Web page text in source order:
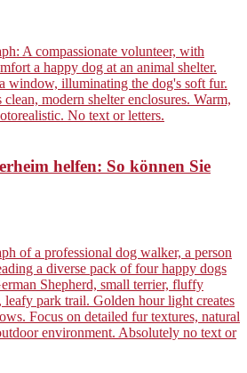
helfen: So können Sie